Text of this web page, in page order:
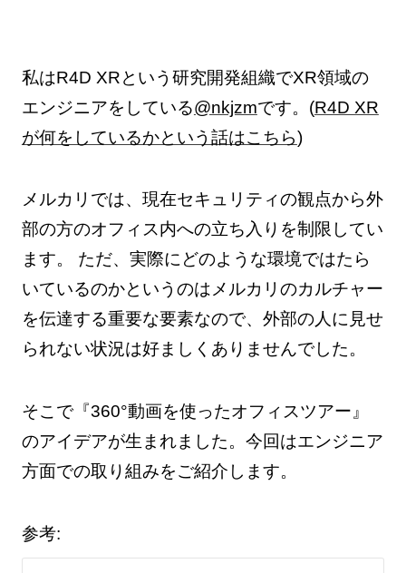
私はR4D XRという研究開発組織でXR領域の
エンジニアをしている@nkjzmです。(R4D XR
が何をしているかという話はこちら)
メルカリでは、現在セキュリティの観点から外
部の方のオフィス内への立ち入りを制限してい
ます。 ただ、実際にどのような環境ではたら
いているのかというのはメルカリのカルチャー
を伝達する重要な要素なので、外部の人に見せ
られない状況は好ましくありませんでした。
そこで『360°動画を使ったオフィスツアー』
のアイデアが生まれました。今回はエンジニア
方面での取り組みをご紹介します。
参考: